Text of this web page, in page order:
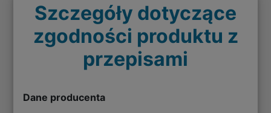
Szczegóły dotyczące
zgodności produktu z
przepisami
Dane producenta